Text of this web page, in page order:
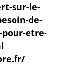
sur-le-
de-
etre-